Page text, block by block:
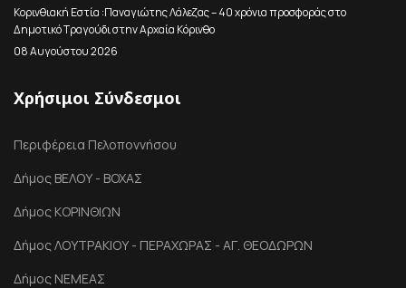
Κορινθιακή Εστία :Παναγιώτης Λάλεζας – 40 χρόνια προσφοράς στο
Δημοτικό Τραγούδι στην Αρχαία Κόρινθο
08 Αυγούστου 2026
Χρήσιμοι Σύνδεσμοι
Περιφέρεια Πελοποννήσου
Δήμος ΒΕΛΟΥ - ΒΟΧΑΣ
Δήμος ΚΟΡΙΝΘΙΩΝ
Δήμος ΛΟΥΤΡΑΚΙΟΥ - ΠΕΡΑΧΩΡΑΣ - ΑΓ. ΘΕΟΔΩΡΩΝ
Δήμος ΝΕΜΕΑΣ